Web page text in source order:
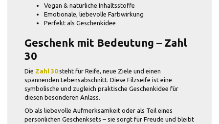
Vegan & natürliche Inhaltsstoffe
Emotionale, liebevolle Farbwirkung
Perfekt als Geschenkidee
Geschenk mit Bedeutung – Zahl
30
Die Zahl 30steht für Reife, neue Ziele und einen
spannenden Lebensabschnitt. Diese Filzseife ist eine
symbolische und zugleich praktische Geschenkidee für
diesen besonderen Anlass.
Ob als liebevolle Aufmerksamkeit oder als Teil eines
persönlichen Geschenksets – sie sorgt für Freude und bleibt